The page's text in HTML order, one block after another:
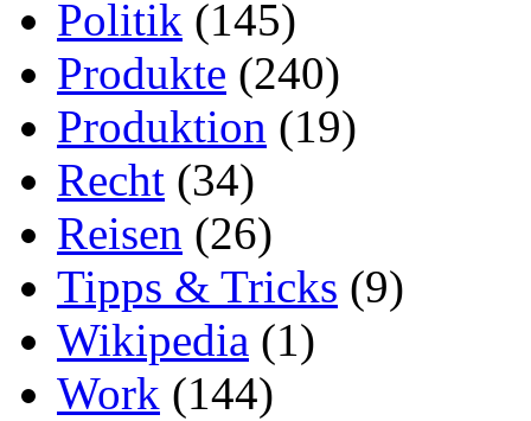
Politik (145)
Produkte (240)
Produktion (19)
Recht (34)
Reisen (26)
Tipps & Tricks (9)
Wikipedia (1)
Work (144)